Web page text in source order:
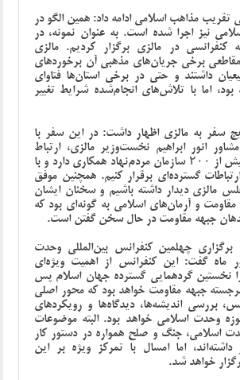
مذاهب اسلامی ادامه داد: همین الگو در
نیز اجرا شده است. به عنوان نمونه، در
در مالزی برگزار کردیم. مالزی
برخی جریان‌های مذهبی آن برخوردهای
داشتند و حتی در برخی استان‌ها فتاوای
اما با تلاش‌های انجام‌شده شرایط تغییر
سفر به مالزی اظهار داشت: در این سفر با
انور ابراهیم نخست‌وزیر مالزی، ارتباط
برقرار شد. وی با بیش از ۲۰۰ سازمان مردم‌نهاد همکاری دارد و با
گسترده‌ای برقرار کنیم. همچنین موفق
مالزی دیدار داشته باشیم و سخنان ایشان
و آرمان‌های اسلامی به گونه‌ای بود که
جبهه مقاومت در حال سخن گفتن است.
برگزاری چهلمین کنفرانس بین‌المللی وحدت
ماه گفت: این کنفرانس از اهمیت ویژه‌ای
نخستین گردهمایی گسترده جهان اسلام پس
جبهه مقاومت خواهد بود که محور اصلی
بررسی اندیشه‌ها، دیدگاه‌ها و رویکردهای
وحدت اسلامی خواهد بود. البته موضوعات
اسلامی، جنگ و صلح همواره در دستور کار
اما امسال با تمرکز ویژه بر این
خواهد شد.